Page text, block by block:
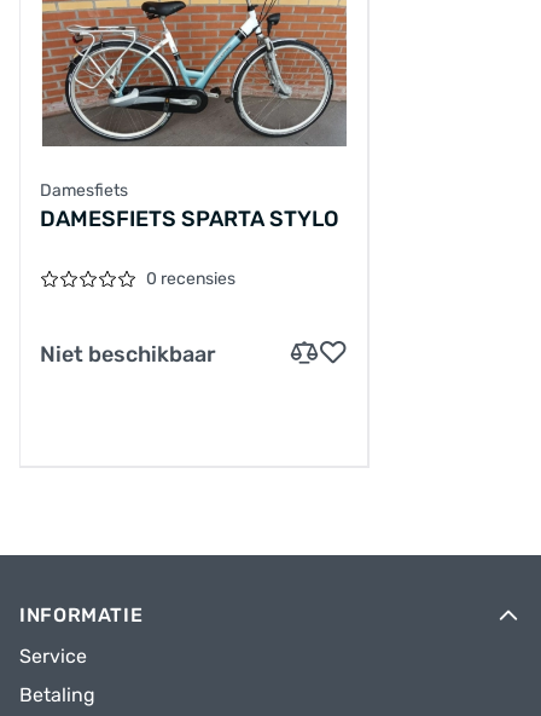
Damesfiets
DAMESFIETS SPARTA STYLO
0 recensies
Niet beschikbaar
INFORMATIE
Service
Betaling